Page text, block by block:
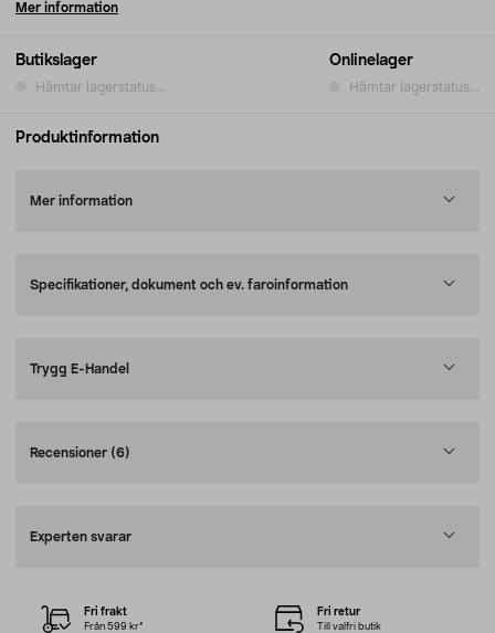
Butikslager
Hämtar lagerstatus...
Onlinelager
Hämtar lagerstatus...
Mer information
Produktinformation
Mer information
Specifikationer, dokument och ev. faroinformation
Trygg E-Handel
Recensioner (6)
Experten svarar
Fri frakt
Från 599 kr*
Fri retur
Till valfri butik